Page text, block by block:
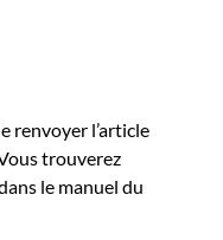
renvoyer l’article
trouverez
le manuel du